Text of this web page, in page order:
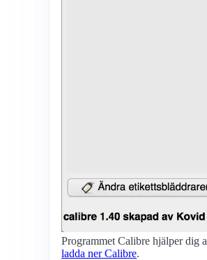
Programmet Calibre hjälper
ladda ner Calibre.